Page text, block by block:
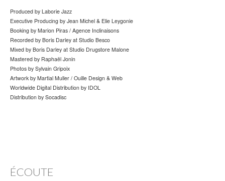
Produced by Laborie Jazz
Executive Producing by Jean Michel & Elie Leygonie
Booking by Marion Piras / Agence Inclinaisons
Recorded by Boris Darley at Studio Besco
Mixed by Boris Darley at Studio Drugstore Malone
Mastered by Raphaël Jonin
Photos by Sylvain Gripoix
Artwork by Martial Muller / Ouille Design & Web
Worldwide Digital Distribution by IDOL
Distribution by Socadisc
ÉCOUTE